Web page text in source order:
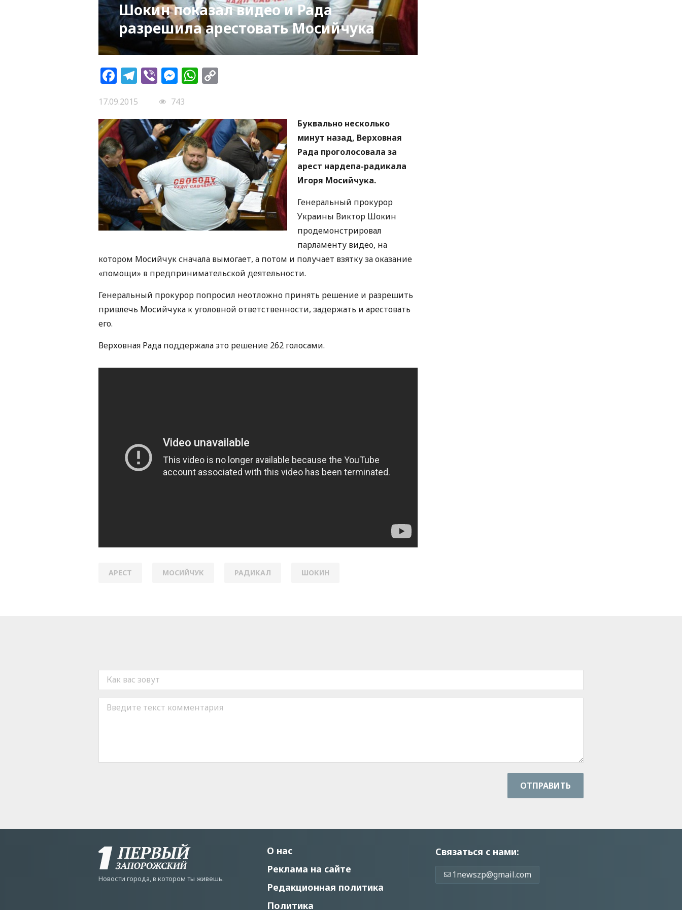
Шокин показал видео и Рада
разрешила арестовать Мосийчука
Facebook
Telegram
ViberMessenger
WhatsApp
17.09.2015
743
Буквально несколько
минут назад, Верховная
Рада проголосовала за
арест нардепа-радикала
Игоря Мосийчука.
Генеральный прокурор
Украины Виктор Шокин
продемонстрировал
парламенту видео, на
котором Мосийчук сначала вымогает, а потом и получает взятку за оказание
«помощи» в предпринимательской деятельности.
Генеральный прокурор попросил неотложно принять решение и разрешить
привлечь Мосийчука к уголовной ответственности, задержать и арестовать
его.
Верховная Рада поддержала это решение 262 голосами.
АРЕСТ МОСИЙЧУК РАДИКАЛ ШОКИН
ОТПРАВИТЬ
Новости города, в котором ты живешь.
О нас
Реклама на сайте
Редакционная политика
Политика
Связаться с нами:
1newszp@gmail.com